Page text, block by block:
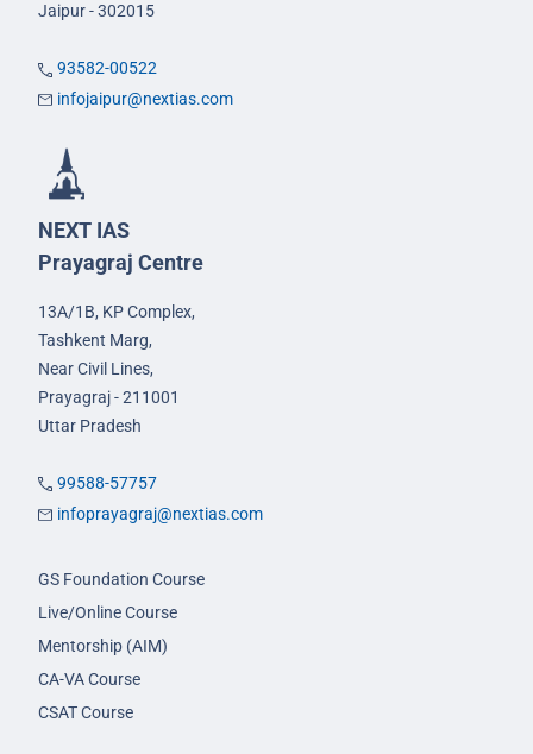
Jaipur - 302015
93582-00522
infojaipur@nextias.com
NEXT IAS
Prayagraj Centre
13A/1B, KP Complex,
Tashkent Marg,
Near Civil Lines,
Prayagraj - 211001
Uttar Pradesh
99588-57757
infoprayagraj@nextias.com
GS Foundation Course
Live/Online Course
Mentorship (AIM)
CA-VA Course
CSAT Course